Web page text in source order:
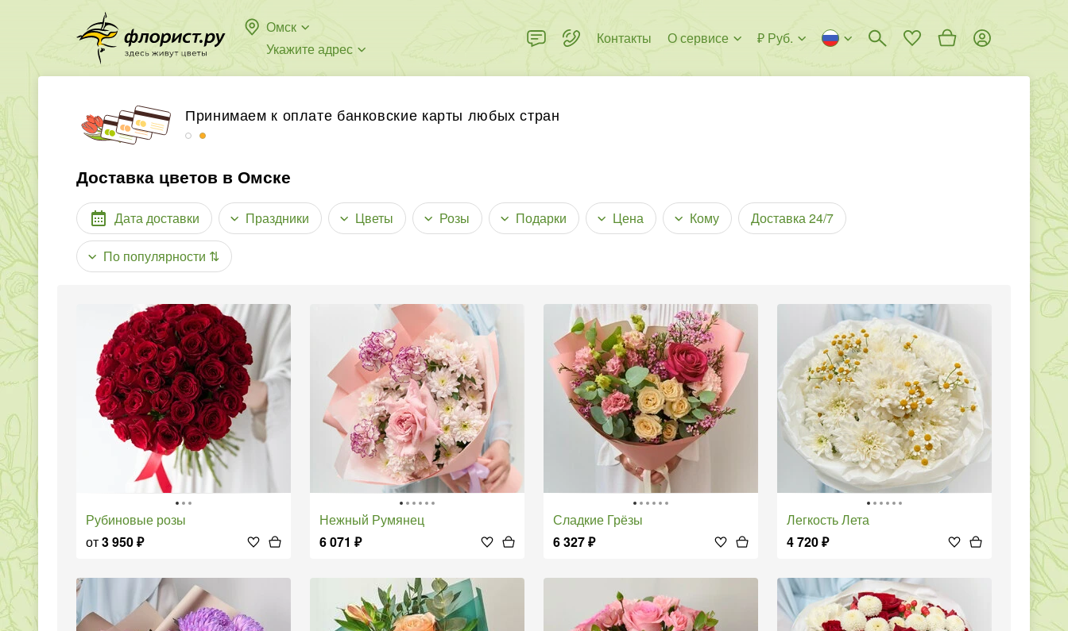
Омск
Укажите адрес
Контакты О сервисе ₽ Руб.
Бесплатная доставка в пределах города
Принимаем к оплате банковские карты любых стран
Доставка цветов в Омске
Дата доставки Праздники Цветы Розы Подарки Цена Кому Доставка 24/7
По популярности ⇅
Рубиновые розы
от3 950₽
Нежный Румянец
6 071 ₽
Сладкие Грёзы
6 327₽
Легкость Лета
4 720₽